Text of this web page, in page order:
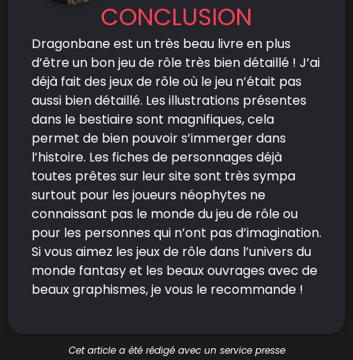
CONCLUSION
Dragonbane est un très beau livre en plus
d’être un bon jeu de rôle très bien détaillé ! J’ai
déjà fait des jeux de rôle où le jeu n’était pas
aussi bien détaillé. Les illustrations présentes
dans le bestiaire sont magnifiques, cela
permet de bien pouvoir s’immerger dans
l’histoire. Les fiches de personnages déjà
toutes prêtes sur leur site sont très sympa
surtout pour les joueurs néophytes ne
connaissant pas le monde du jeu de rôle ou
pour les personnes qui n’ont pas d’imagination.
Si vous aimez les jeux de rôle dans l’univers du
monde fantasy et les beaux ouvrages avec de
beaux graphismes, je vous le recommande !
Cet article a été rédigé avec un service presse